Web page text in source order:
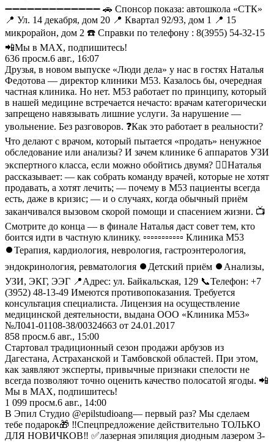
➖➖➖➖➖➖➖➖➖➖➖➖➖ 🚗 Спонсор показа: автошкола «СТК»
📍 Ул. 14 декабря, дом 20 📍 Квартал 92/93, дом 1 📍 15
микрорайон, дом 2 ☎️ Справки по телефону : 8(3955) 54-32-15
📲Мы в MAX, подпишитесь!
636 просм.6 авг., 16:07
Друзья, в новом выпуске «Люди дела» у нас в гостях Наталья
Федотова — директор клиники М53. Казалось бы, очередная
частная клиника. Но нет. М53 работает по принципу, который
в нашей медицине встречается нечасто: врачам категорически
запрещено навязывать лишние услуги. За нарушение —
увольнение. Без разговоров. ❓Как это работает в реальности?
Что делают с врачом, который пытается «продать» ненужное
обследование или анализы? И зачем клинике 6 аппаратов УЗИ
экспертного класса, если можно обойтись двумя? 👩‍⚕️Наталья
рассказывает: — как собрать команду врачей, которые не хотят
продавать, а хотят лечить; — почему в М53 пациенты всегда
есть, даже в кризис; — и о случаях, когда обычный приём
заканчивался вызовом скорой помощи и спасением жизни. 📺
Смотрите до конца — в финале Наталья даст совет тем, кто
боится идти в частную клинику. ▫▫▫▫▫▫▫▫▫▫▫ Клиника М53
⏺Терапия, кардиология, неврология, гастроэнтерология,
эндокринология, ревматология ⏺Детский приём ⏺Анализы,
УЗИ, ЭКГ, ЭЭГ 📍Адрес: ул. Байкальская, 129 📞Телефон: +7
(3952) 48-13-49 Имеются противопоказания. Требуется
консультация специалиста. Лицензия на осуществление
медицинской деятельности, выдана ООО «Клиника М53»
№Л041-01108-38/00324663 от 24.01.2017
858 просм.6 авг., 15:00
Стартовал традиционный сезон продажи арбузов из
Дагестана, Астраханской и Тамбовской областей. При этом,
как заявляют эксперты, привычные признаки спелости не
всегда позволяют точно оценить качество полосатой ягоды. 📲
Мы в MAX, подпишитесь!
1 099 просм.6 авг., 14:00
В Эпил Студио @epilstudioang— первый раз? Мы сделаем
тебе подарок🎁 ‼️Спецпредложение действительно ТОЛЬКО
ДЛЯ НОВИЧКОВ‼️ ✅лазерная эпиляция диодным лазером 3-